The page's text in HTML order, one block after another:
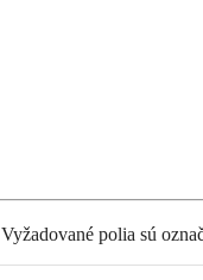
Vyžadované polia sú